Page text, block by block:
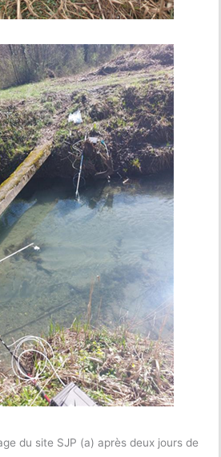
du site SJP (a) après deux jours de